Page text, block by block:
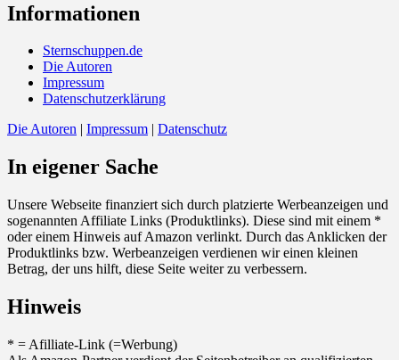
Informationen
Sternschuppen.de
Die Autoren
Impressum
Datenschutzerklärung
Die Autoren | Impressum | Datenschutz
In eigener Sache
Unsere Webseite finanziert sich durch platzierte Werbeanzeigen und
sogenannten Affiliate Links (Produktlinks). Diese sind mit einem *
oder einem Hinweis auf Amazon verlinkt. Durch das Anklicken der
Produktlinks bzw. Werbeanzeigen verdienen wir einen kleinen
Betrag, der uns hilft, diese Seite weiter zu verbessern.
Hinweis
* = Afilliate-Link (=Werbung)